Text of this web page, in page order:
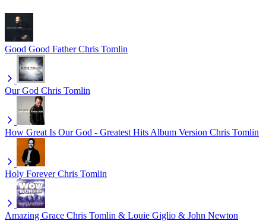
Good Good Father Chris Tomlin
Our God Chris Tomlin
How Great Is Our God - Greatest Hits Album Version Chris Tomlin
Holy Forever Chris Tomlin
Amazing Grace Chris Tomlin & Louie Giglio & John Newton